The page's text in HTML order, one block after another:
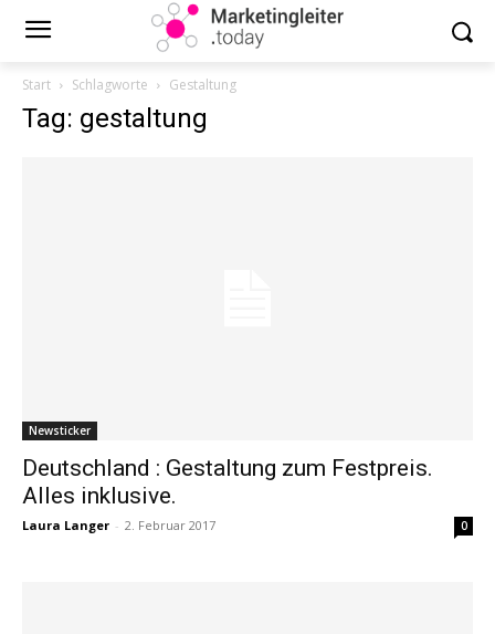
Start Schlagworte Gestaltung
Tag: gestaltung
Newsticker
Deutschland : Gestaltung zum Festpreis.
Alles inklusive.
Laura Langer - 2. Februar 2017 0